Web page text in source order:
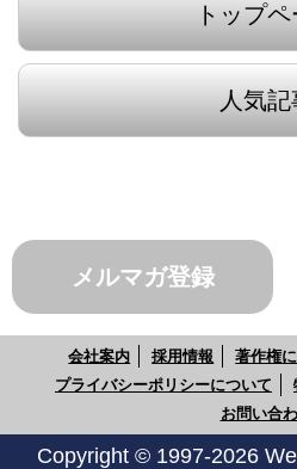
トップ
人気記
メルマガ登録
会社案内 採用情報 著作権
プライバシーポリシーについて
お問い合
Copyright © 1997-2026